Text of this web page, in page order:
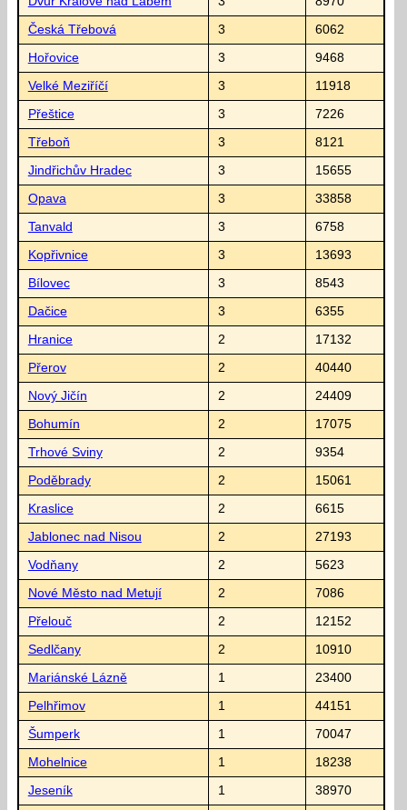
Česká Třebová 3 6062
Hořovice 3 9468
Velké Meziříčí 3 11918
Přeštice 3 7226
Třeboň 3 8121
Jindřichův Hradec 3 15655
Opava 3 33858
Tanvald 3 6758
Kopřivnice 3 13693
Bílovec 3 8543
Dačice 3 6355
Hranice 2 17132
Přerov 2 40440
Nový Jičín 2 24409
Bohumín 2 17075
Trhové Sviny 2 9354
Poděbrady 2 15061
Kraslice 2 6615
Jablonec nad Nisou 2 27193
Vodňany 2 5623
Nové Město nad Metují 2 7086
Přelouč 2 12152
Sedlčany 2 10910
Mariánské Lázně 1 23400
Pelhřimov 1 44151
Šumperk 1 70047
Mohelnice 1 18238
Jeseník 1 38970